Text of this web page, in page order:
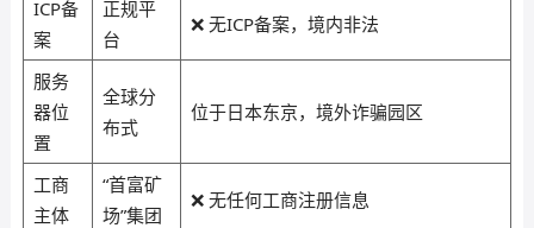
ICP备
案
正规平
台
❌ 无ICP备案，境内非法
服务
器位
置
全球分
布式
位于日本东京，境外诈骗园区
工商
主体
“首富矿
场”集团
❌ 无任何工商注册信息